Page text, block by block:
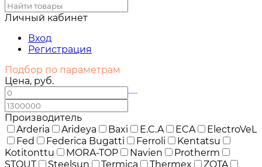
Личный кабинет
Вход
Регистрация
Подбор по параметрам
Цена, руб.
—
Производитель
Arderia
Arideya Baxi E.C.A ECA
ElectroVeL
Fed
Federica Bugatti Ferroli
Kentatsu
Kotitonttu
MORA-TOP Navien
Protherm
STOUT
Steelsun Termica Thermex
ZOTA